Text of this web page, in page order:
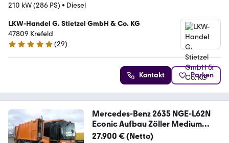
210 kW (286 PS) • Diesel
LKW-Handel G. Stietzel GmbH & Co. KG
47809 Krefeld
5 Sterne
(29)
Kontakt Parken
Mercedes-Benz 2635 NGE-L62N
Econic Aufbau Zöller Medium
Lenkac
27.900 € (Netto)